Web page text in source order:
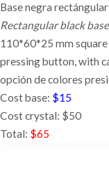
Base negra
Rectangular black
110*60*25 mm
pressing button,with
opción de colores
Cost base: $15
Cost crystal: $50
Total: $65